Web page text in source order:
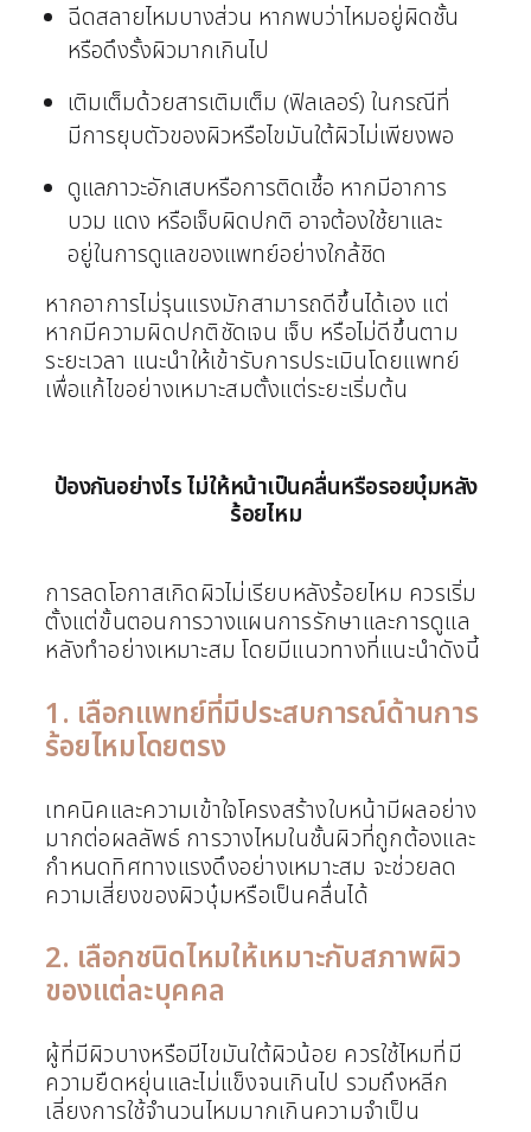
ฉีดสลายไหมบางส่วน หากพบว่าไหมอยู่ผิดชั้น
หรือดึงรั้งผิวมากเกินไป
เติมเต็มด้วยสารเติมเต็ม (ฟิลเลอร์) ในกรณีที่
มีการยุบตัวของผิวหรือไขมันใต้ผิวไม่เพียงพอ
ดูแลภาวะอักเสบหรือการติดเชื้อ หากมีอาการ
บวม แดง หรือเจ็บผิดปกติ อาจต้องใช้ยาและ
อยู่ในการดูแลของแพทย์อย่างใกล้ชิด
หากอาการไม่รุนแรงมักสามารถดีขึ้นได้เอง แต่
หากมีความผิดปกติชัดเจน เจ็บ หรือไม่ดีขึ้นตาม
ระยะเวลา แนะนำให้เข้ารับการประเมินโดยแพทย์
เพื่อแก้ไขอย่างเหมาะสมตั้งแต่ระยะเริ่มต้น
ป้องกันอย่างไร ไม่ให้หน้าเป็นคลื่นหรือรอยบุ๋มหลัง
ร้อยไหม
การลดโอกาสเกิดผิวไม่เรียบหลังร้อยไหม ควรเริ่ม
ตั้งแต่ขั้นตอนการวางแผนการรักษาและการดูแล
หลังทำอย่างเหมาะสม โดยมีแนวทางที่แนะนำดังนี้
1. เลือกแพทย์ที่มีประสบการณ์ด้านการ
ร้อยไหมโดยตรง
เทคนิคและความเข้าใจโครงสร้างใบหน้ามีผลอย่าง
มากต่อผลลัพธ์ การวางไหมในชั้นผิวที่ถูกต้องและ
กำหนดทิศทางแรงดึงอย่างเหมาะสม จะช่วยลด
ความเสี่ยงของผิวบุ๋มหรือเป็นคลื่นได้
2. เลือกชนิดไหมให้เหมาะกับสภาพผิว
ของแต่ละบุคคล
ผู้ที่มีผิวบางหรือมีไขมันใต้ผิวน้อย ควรใช้ไหมที่มี
ความยืดหยุ่นและไม่แข็งจนเกินไป รวมถึงหลีก
เลี่ยงการใช้จำนวนไหมมากเกินความจำเป็น